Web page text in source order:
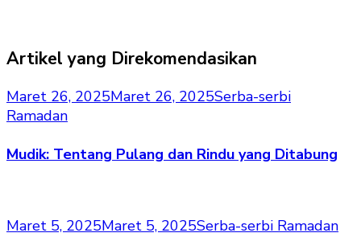
Artikel yang Direkomendasikan
Maret 26, 2025Maret 26, 2025Serba-serbi
Ramadan
Mudik: Tentang Pulang dan Rindu yang Ditabung
Maret 5, 2025Maret 5, 2025Serba-serbi Ramadan